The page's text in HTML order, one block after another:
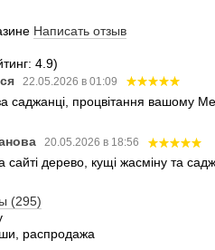
Написать отзыв
4.9)
22.05.2026 в 01:09
саджанці, процвітання вашому
20.05.2026 в 18:56
дерево, кущі жасміну та
(295)
распродажа